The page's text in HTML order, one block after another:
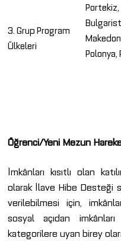
3. Grup Program
Ülkeleri
Polonya,
Öğrenci/Yeni Mezun
İmkânları kısıtlı olan
olarak İlave Hibe Desteği
verilebilmesi için,
sosyal açıdan
kategorilere uyan birey